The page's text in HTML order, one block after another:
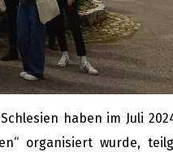
haben im Juli
organisiert wurde,